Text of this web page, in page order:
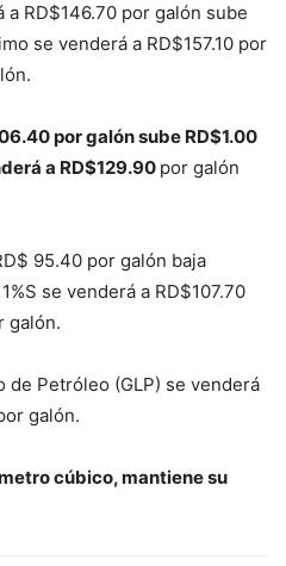
RD$146.70 por galón sube
se venderá a RD$157.10 por
por galón sube RD$1.00
a RD$129.90 por galón
95.40 por galón baja
se venderá a RD$107.70
galón.
de Petróleo (GLP) se venderá
galón.
cúbico, mantiene su